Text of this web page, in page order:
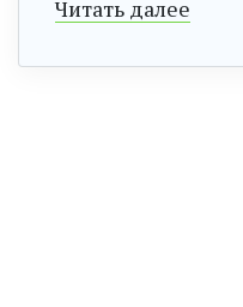
Читать далее